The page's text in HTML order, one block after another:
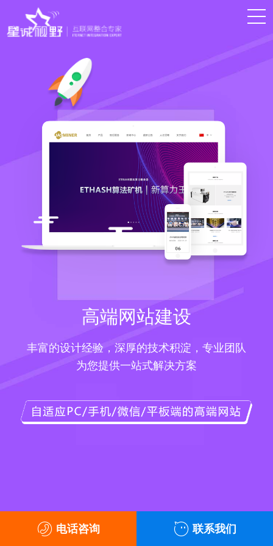
高端网站建设
丰富的设计经验，深厚的技术积淀，专业团队
为您提供一站式解决方案
电话咨询 联系我们